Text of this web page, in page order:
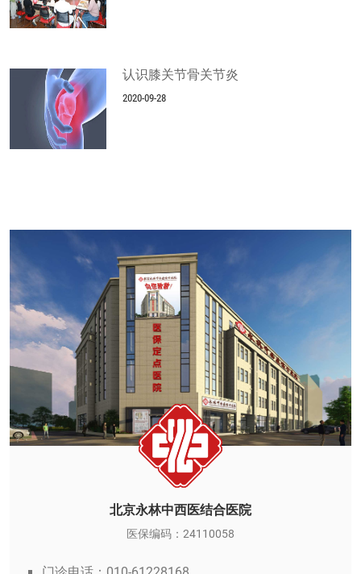
认识膝关节骨关节炎
2020-09-28
北京永林中西医结合医院
医保编码：24110058